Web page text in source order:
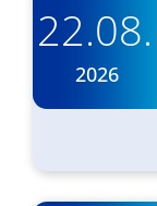
22.08.
2026